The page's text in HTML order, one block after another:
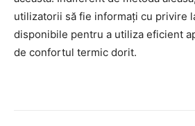
utilizatorii să fie informați cu privire
disponibile pentru a utiliza eficient
de confortul termic dorit.